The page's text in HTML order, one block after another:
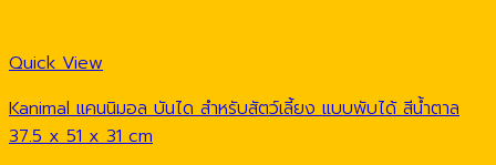
Quick View
Kanimal แคนนิมอล บันได สำหรับสัตว์เลี้ยง แบบพับได้ สีน้ำตาล
37.5 x 51 x 31 cm